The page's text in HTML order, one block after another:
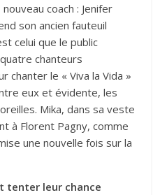
coach : Jenifer
son ancien fauteuil
celui que le public
chanteurs
chanter le « Viva la Vida »
eux et évidente, les
Mika, dans sa veste
à Florent Pagny, comme
une nouvelle fois sur la
tenter leur chance